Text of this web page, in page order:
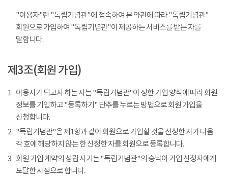
"이용자"란 "독립기념관"에 접속하여 본 약관에 따라 "독립기념관"
회원으로 가입하여 "독립기념관"이 제공하는 서비스를 받는 자를
말합니다.
제3조(회원 가입)
1 이용자가 되고자 하는 자는 "독립기념관"이 정한 가입 양식에 따라 회원
정보를 기입하고 "등록하기" 단추를 누르는 방법으로 회원 가입을
신청합니다.
2 "독립기념관"은 제1항과 같이 회원으로 가입할 것을 신청한 자가 다음
각 호에 해당하지 않는 한 신청한 자를 회원으로 등록합니다.
3 회원 가입 계약의 성립 시기는 "독립기념관"의 승낙이 가입 신청자에게
도달한 시점으로 합니다.